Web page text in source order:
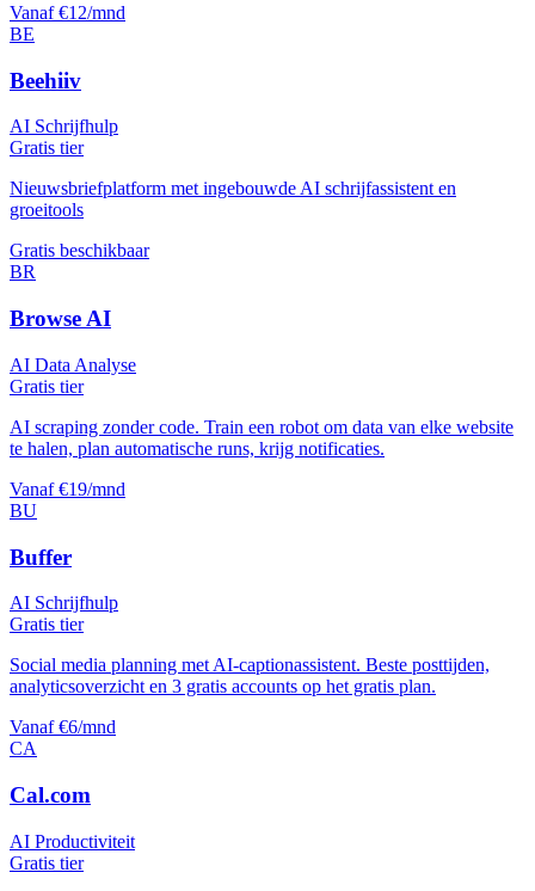
Vanaf €12/mnd
BE
Beehiiv
AI Schrijfhulp
Gratis tier
Nieuwsbriefplatform met ingebouwde AI schrijfassistent en
groeitools
Gratis beschikbaar
BR
Browse AI
AI Data Analyse
Gratis tier
AI scraping zonder code. Train een robot om data van elke website
te halen, plan automatische runs, krijg notificaties.
Vanaf €19/mnd
BU
Buffer
AI Schrijfhulp
Gratis tier
Social media planning met AI-captionassistent. Beste posttijden,
analyticsoverzicht en 3 gratis accounts op het gratis plan.
Vanaf €6/mnd
CA
Cal.com
AI Productiviteit
Gratis tier